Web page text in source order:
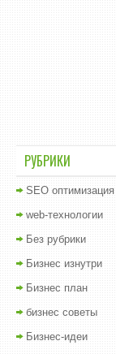
РУБРИКИ
SEO оптимизация
web-технологии
Без рубрики
Бизнес изнутри
Бизнес план
бизнес советы
Бизнес-идеи